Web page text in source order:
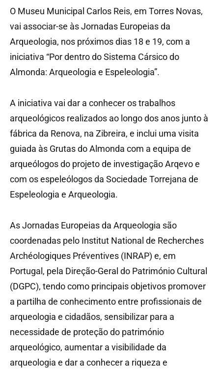
O Museu Municipal Carlos Reis, em Torres Novas,
vai associar-se às Jornadas Europeias da
Arqueologia, nos próximos dias 18 e 19, com a
iniciativa “Por dentro do Sistema Cársico do
Almonda: Arqueologia e Espeleologia”.
A iniciativa vai dar a conhecer os trabalhos
arqueológicos realizados ao longo dos anos junto à
fábrica da Renova, na Zibreira, e inclui uma visita
guiada às Grutas do Almonda com a equipa de
arqueólogos do projeto de investigação Arqevo e
com os espeleólogos da Sociedade Torrejana de
Espeleologia e Arqueologia.
As Jornadas Europeias da Arqueologia são
coordenadas pelo Institut National de Recherches
Archéologiques Préventives (INRAP) e, em
Portugal, pela Direção-Geral do Património Cultural
(DGPC), tendo como principais objetivos promover
a partilha de conhecimento entre profissionais de
arqueologia e cidadãos, sensibilizar para a
necessidade de proteção do património
arqueológico, aumentar a visibilidade da
arqueologia e dar a conhecer a riqueza e